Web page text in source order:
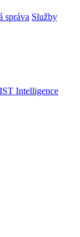
správa Služby
Intelligence